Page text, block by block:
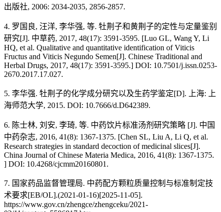
出版社, 2006: 2034-2035, 2856-2857.
4. 罗国良, 汪洋, 李华强, 等. 牡荆子和黄荆子的定性与定量鉴别
研究[J]. 中草药, 2017, 48(17): 3591-3595. [Luo GL, Wang Y, Li
HQ, et al. Qualitative and quantitative identification of Viticis
Fructus and Viticis Negundo Semen[J]. Chinese Traditional and
Herbal Drugs, 2017, 48(17): 3591-3595.] DOI: 10.7501/j.issn.0253-
2670.2017.17.027.
5. 李华强. 牡荆子的化学成分研究以及生药学鉴定[D]. 上海: 上
海师范大学, 2015. DOI: 10.7666/d.D642389.
6. 陈士林, 刘安, 李琦, 等. 中药饮片标准汤剂研究策略 [J]. 中国
中药杂志, 2016, 41(8): 1367-1375. [Chen SL, Liu A, Li Q, et al.
Research strategies in standard decoction of medicinal slices[J].
China Journal of Chinese Materia Medica, 2016, 41(8): 1367-1375.
] DOI: 10.4268/cjcmm20160801.
7. 国家药品监督管理局. 中药配方颗粒质量控制与标准制定技
术要求[EB/OL].(2021-01-16)[2025-11-05].
https://www.gov.cn/zhengce/zhengceku/2021-